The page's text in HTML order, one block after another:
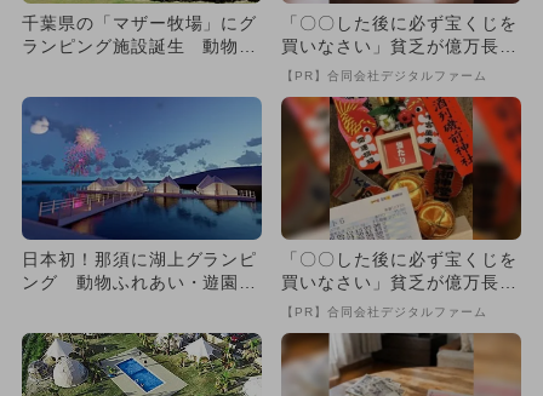
千葉県の「マザー牧場」にグ
ランピング施設誕生 動物ふ
「〇〇した後に必ず宝くじを
買いなさい」貧乏が億万長者
に
【PR】合同会社デジタルファーム
日本初！那須に湖上グランピ
ング 動物ふれあい・遊園
「〇〇した後に必ず宝くじを
買いなさい」貧乏が億万長者
に
【PR】合同会社デジタルファーム